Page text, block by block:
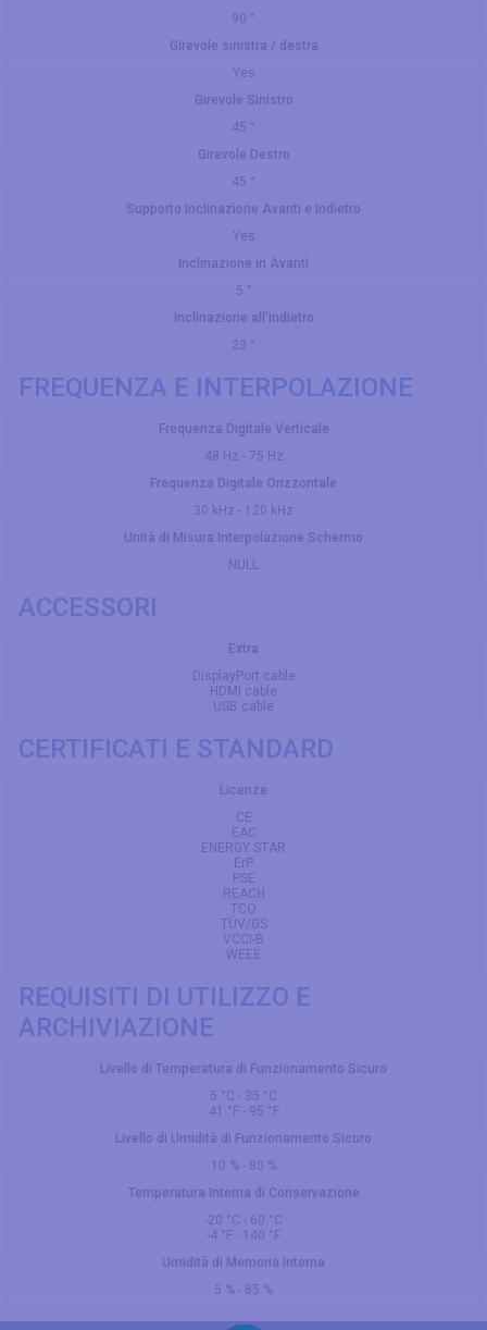
90 °
Girevole sinistra / destra
Yes
Girevole Sinistro
45 °
Girevole Destro
45 °
Supporto Inclinazione Avanti e Indietro
Yes
Inclinazione in Avanti
5 °
Inclinazione all'indietro
23 °
FREQUENZA E INTERPOLAZIONE
Frequenza Digitale Verticale
48 Hz - 75 Hz
Frequenza Digitale Orizzontale
30 kHz - 120 kHz
Unità di Misura Interpolazione Schermo
NULL
ACCESSORI
Extra
DisplayPort cable
HDMI cable
USB cable
CERTIFICATI E STANDARD
Licenze
CE
EAC
ENERGY STAR
ErP
PSE
REACH
TCO
TÜV/GS
VCCI-B
WEEE
REQUISITI DI UTILIZZO E
ARCHIVIAZIONE
Livello di Temperatura di Funzionamento Sicuro
5 °C - 35 °C
41 °F - 95 °F
Livello di Umidità di Funzionamento Sicuro
10 % - 80 %
Temperatura Interna di Conservazione
-20 °C - 60 °C
-4 °F - 140 °F
Umidità di Memoria Interna
5 % - 85 %